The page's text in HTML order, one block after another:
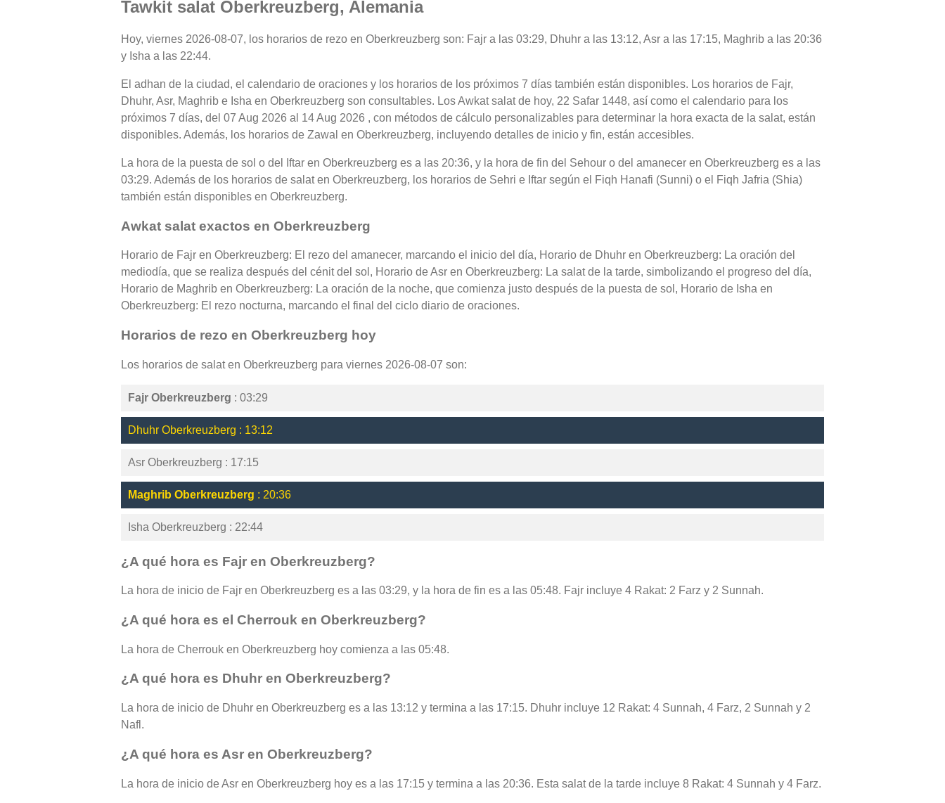
Tawkit salat Oberkreuzberg, Alemania
Hoy, viernes 2026-08-07, los horarios de rezo en Oberkreuzberg son: Fajr a las 03:29, Dhuhr a las 13:12, Asr a las 17:15, Maghrib a las 20:36
y Isha a las 22:44.
El adhan de la ciudad, el calendario de oraciones y los horarios de los próximos 7 días también están disponibles. Los horarios de Fajr,
Dhuhr, Asr, Maghrib e Isha en Oberkreuzberg son consultables. Los Awkat salat de hoy, 22 Safar 1448, así como el calendario para los
próximos 7 días, del 07 Aug 2026 al 14 Aug 2026 , con métodos de cálculo personalizables para determinar la hora exacta de la salat, están
disponibles. Además, los horarios de Zawal en Oberkreuzberg, incluyendo detalles de inicio y fin, están accesibles.
La hora de la puesta de sol o del Iftar en Oberkreuzberg es a las 20:36, y la hora de fin del Sehour o del amanecer en Oberkreuzberg es a las
03:29. Además de los horarios de salat en Oberkreuzberg, los horarios de Sehri e Iftar según el Fiqh Hanafi (Sunni) o el Fiqh Jafria (Shia)
también están disponibles en Oberkreuzberg.
Awkat salat exactos en Oberkreuzberg
Horario de Fajr en Oberkreuzberg: El rezo del amanecer, marcando el inicio del día, Horario de Dhuhr en Oberkreuzberg: La oración del
mediodía, que se realiza después del cénit del sol, Horario de Asr en Oberkreuzberg: La salat de la tarde, simbolizando el progreso del día,
Horario de Maghrib en Oberkreuzberg: La oración de la noche, que comienza justo después de la puesta de sol, Horario de Isha en
Oberkreuzberg: El rezo nocturna, marcando el final del ciclo diario de oraciones.
Horarios de rezo en Oberkreuzberg hoy
Los horarios de salat en Oberkreuzberg para viernes 2026-08-07 son:
Fajr Oberkreuzberg : 03:29
Dhuhr Oberkreuzberg : 13:12
Asr Oberkreuzberg : 17:15
Maghrib Oberkreuzberg : 20:36
Isha Oberkreuzberg : 22:44
¿A qué hora es Fajr en Oberkreuzberg?
La hora de inicio de Fajr en Oberkreuzberg es a las 03:29, y la hora de fin es a las 05:48. Fajr incluye 4 Rakat: 2 Farz y 2 Sunnah.
¿A qué hora es el Cherrouk en Oberkreuzberg?
La hora de Cherrouk en Oberkreuzberg hoy comienza a las 05:48.
¿A qué hora es Dhuhr en Oberkreuzberg?
La hora de inicio de Dhuhr en Oberkreuzberg es a las 13:12 y termina a las 17:15. Dhuhr incluye 12 Rakat: 4 Sunnah, 4 Farz, 2 Sunnah y 2
Nafl.
¿A qué hora es Asr en Oberkreuzberg?
La hora de inicio de Asr en Oberkreuzberg hoy es a las 17:15 y termina a las 20:36. Esta salat de la tarde incluye 8 Rakat: 4 Sunnah y 4 Farz.